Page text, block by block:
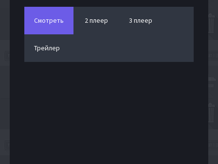
Смотреть 2 плеер 3 плеер
Трейлер